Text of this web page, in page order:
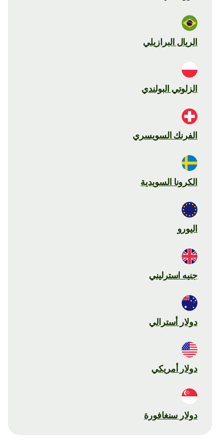
الريال البرازيلي
الزلوتي البولندي
الفرنك السويسري
الكرونا السويدية
اليورو
جنيه استرليني
دولار أسترالي
دولار أمريكي
دولار سنغافورة